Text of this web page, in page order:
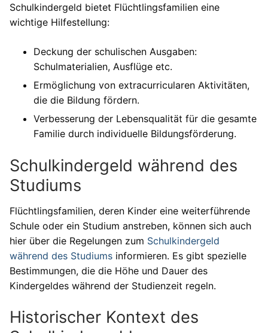
Schulkindergeld bietet Flüchtlingsfamilien eine
wichtige Hilfestellung:
Deckung der schulischen Ausgaben:
Schulmaterialien, Ausflüge etc.
Ermöglichung von extracurricularen Aktivitäten,
die die Bildung fördern.
Verbesserung der Lebensqualität für die gesamte
Familie durch individuelle Bildungsförderung.
Schulkindergeld während des
Studiums
Flüchtlingsfamilien, deren Kinder eine weiterführende
Schule oder ein Studium anstreben, können sich auch
hier über die Regelungen zum Schulkindergeld
während des Studiums informieren. Es gibt spezielle
Bestimmungen, die die Höhe und Dauer des
Kindergeldes während der Studienzeit regeln.
Historischer Kontext des